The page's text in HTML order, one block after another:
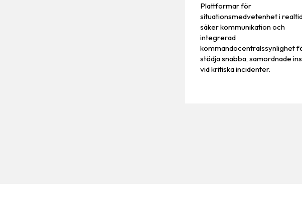
Plattformar för
situationsmedvetenhet i
säker kommunikation och
integrerad
kommandocentralssynlighet
stödja snabba, samordnade
vid kritiska incidenter.